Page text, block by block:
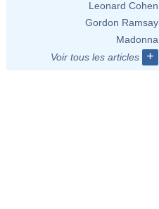
Leonard Cohen
Gordon Ramsay
Madonna
Voir tous les articles
+